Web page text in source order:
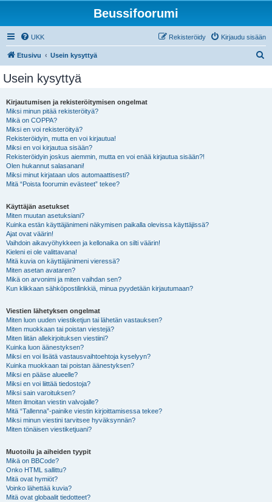
Beussifoorumi
UKK Kirjaudu sisään
Rekisteröidy
Etusivu Usein kysyttyä
Usein kysyttyä
Kirjautumisen ja rekisteröitymisen ongelmat
Miksi minun pitää rekisteröityä?
Mikä on COPPA?
Miksi en voi rekisteröityä?
Rekisteröidyin, mutta en voi kirjautua!
Miksi en voi kirjautua sisään?
Rekisteröidyin joskus aiemmin, mutta en voi enää kirjautua sisään?!
Olen hukannut salasanani!
Miksi minut kirjataan ulos automaattisesti?
Mitä “Poista foorumin evästeet” tekee?
Käyttäjän asetukset
Miten muutan asetuksiani?
Kuinka estän käyttäjänimeni näkymisen paikalla olevissa käyttäjissä?
Ajat ovat väärin!
Vaihdoin aikavyöhykkeen ja kellonaika on silti väärin!
Kieleni ei ole valittavana!
Mitä kuvia on käyttäjänimeni vieressä?
Miten asetan avataren?
Mikä on arvonimi ja miten vaihdan sen?
Kun klikkaan sähköpostilinkkiä, minua pyydetään kirjautumaan?
Viestien lähetyksen ongelmat
Miten luon uuden viestiketjun tai lähetän vastauksen?
Miten muokkaan tai poistan viestejä?
Miten liitän allekirjoituksen viestiini?
Kuinka luon äänestyksen?
Miksi en voi lisätä vastausvaihtoehtoja kyselyyn?
Kuinka muokkaan tai poistan äänestyksen?
Miksi en pääse alueelle?
Miksi en voi liittää tiedostoja?
Miksi sain varoituksen?
Miten ilmoitan viestin valvojalle?
Mitä “Tallenna”-painike viestin kirjoittamisessa tekee?
Miksi minun viestini tarvitsee hyväksynnän?
Miten tönäisen viestiketjuani?
Muotoilu ja aiheiden tyypit
Mikä on BBCode?
Onko HTML sallittu?
Mitä ovat hymiöt?
Voinko lähettää kuvia?
Mitä ovat globaalit tiedotteet?